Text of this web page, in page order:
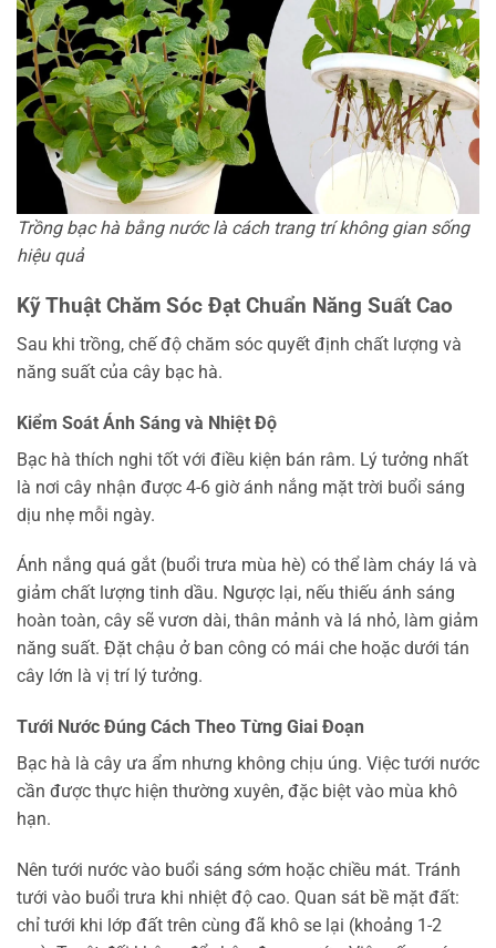
Trồng bạc hà bằng nước là cách trang trí không gian sống
hiệu quả
Kỹ Thuật Chăm Sóc Đạt Chuẩn Năng Suất Cao
Sau khi trồng, chế độ chăm sóc quyết định chất lượng và
năng suất của cây bạc hà.
Kiểm Soát Ánh Sáng và Nhiệt Độ
Bạc hà thích nghi tốt với điều kiện bán râm. Lý tưởng nhất
là nơi cây nhận được 4-6 giờ ánh nắng mặt trời buổi sáng
dịu nhẹ mỗi ngày.
Ánh nắng quá gắt (buổi trưa mùa hè) có thể làm cháy lá và
giảm chất lượng tinh dầu. Ngược lại, nếu thiếu ánh sáng
hoàn toàn, cây sẽ vươn dài, thân mảnh và lá nhỏ, làm giảm
năng suất. Đặt chậu ở ban công có mái che hoặc dưới tán
cây lớn là vị trí lý tưởng.
Tưới Nước Đúng Cách Theo Từng Giai Đoạn
Bạc hà là cây ưa ẩm nhưng không chịu úng. Việc tưới nước
cần được thực hiện thường xuyên, đặc biệt vào mùa khô
hạn.
Nên tưới nước vào buổi sáng sớm hoặc chiều mát. Tránh
tưới vào buổi trưa khi nhiệt độ cao. Quan sát bề mặt đất:
chỉ tưới khi lớp đất trên cùng đã khô se lại (khoảng 1-2